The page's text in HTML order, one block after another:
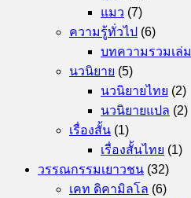
แมว (7)
ความรู้ทั่วไป (6)
บทความรวมเล่ม
นวนิยาย (5)
นวนิยายไทย (2)
นวนิยายแปล (2)
เรื่องสั้น (1)
เรื่องสั้นไทย (1)
วรรณกรรมเยาวชน (32)
เคท ดิคามิลโล (6)